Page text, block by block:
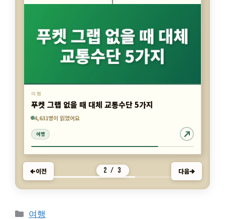
7,609명이 읽었어요
여행
푸켓 그랩 없을 때 대체 교통수단 5가지
4,631명이 읽었어요
여행
4,179명이 읽었어요
이전 2 / 3 다음
카
여행